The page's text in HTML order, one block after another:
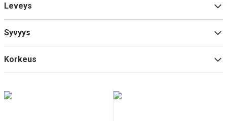
Leipähyllyt
Leveys
Syvyys
Korkeus